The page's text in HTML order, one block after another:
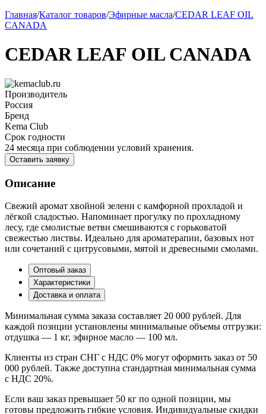
Главная/Каталог товаров/Эфирные масла/CEDAR LEAF OIL
CANADA
CEDAR LEAF OIL CANADA
Производитель
Россия
Бренд
Kema Club
Срок годности
24 месяца при соблюдении условий хранения.
Оставить заявку
Описание
Свежий аромат хвойной зелени с камфорной прохладой и
лёгкой сладостью. Напоминает прогулку по прохладному
лесу, где смолистые ветви смешиваются с горьковатой
свежестью листвы. Идеально для ароматерапии, базовых нот
или сочетаний с цитрусовыми, мятой и древесными смолами.
Оптовый заказ
Характеристики
Доставка и оплата
Минимальная сумма заказа составляет 20 000 рублей. Для
каждой позиции установлены минимальные объемы отгрузки:
отдушка — 1 кг, эфирное масло — 100 мл.
Клиенты из стран СНГ с НДС 0% могут оформить заказ от 50
000 рублей. Также доступна стандартная минимальная сумма
с НДС 20%.
Если ваш заказ превышает 50 кг по одной позиции, мы
готовы предложить гибкие условия. Индивидуальные скидки